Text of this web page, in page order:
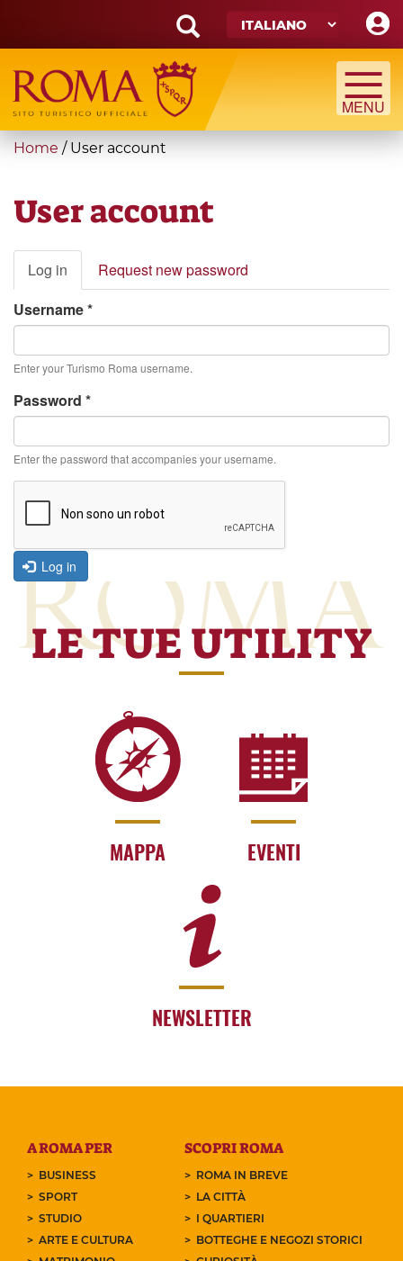
main
content
Search
form
Cerca
You
here
Home / User account
User account
Primary
tabs
Log in (active
tab)
Request new password
Username*
Enter your Turismo Roma username.
Password *
Enter the password that accompanies your username.
Log in
LE TUE UTILITY
MAPPA EVENTI
NEWSLETTER
A ROMA PER
BUSINESS
SPORT
STUDIO
ARTE E CULTURA
SCOPRI ROMA
ROMA IN BREVE
LA CITTÀ
I QUARTIERI
BOTTEGHE E NEGOZI STORICI